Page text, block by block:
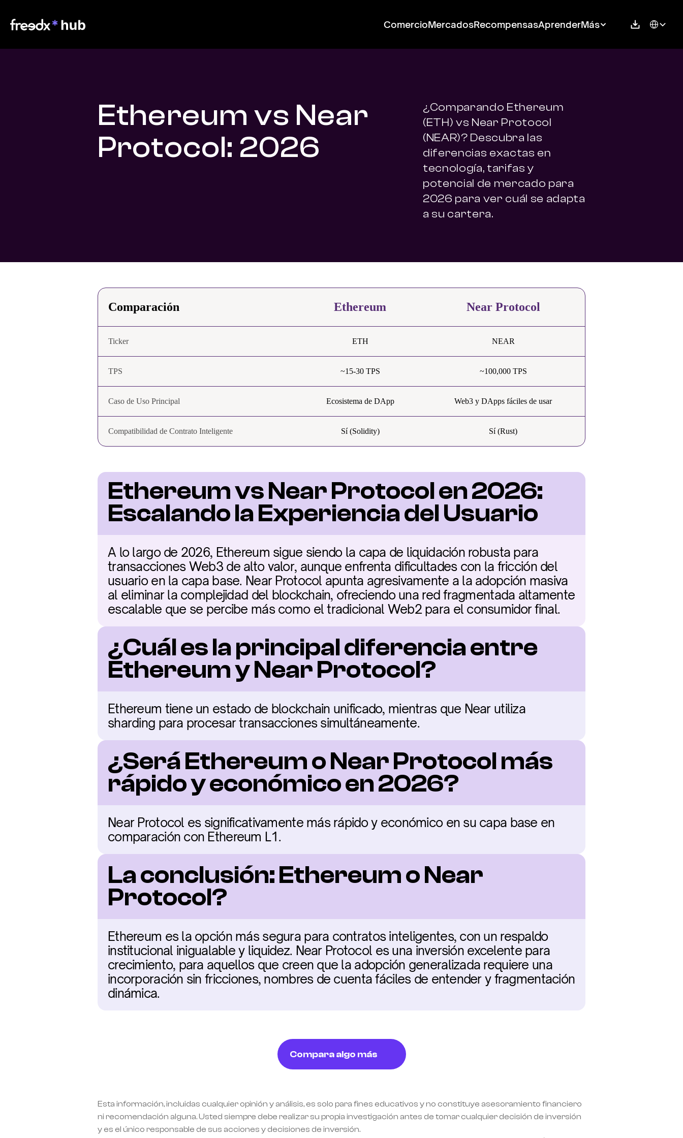
ComercioMercadosRecompensasAprenderMás Select
Ethereum vs Near
Protocol: 2026
¿Comparando Ethereum
(ETH) vs Near Protocol
(NEAR)? Descubra las
diferencias exactas en
tecnología, tarifas y
potencial de mercado para
2026 para ver cuál se adapta
a su cartera.
Comparación Ethereum Near Protocol
Ticker ETH NEAR
TPS ~15-30 TPS ~100,000 TPS
Caso de Uso Principal Ecosistema de DApp Web3 y DApps fáciles de usar
Compatibilidad de Contrato Inteligente Sí (Solidity) Sí (Rust)
Ethereum vs Near Protocol en 2026:
Escalando la Experiencia del Usuario
A lo largo de 2026, Ethereum sigue siendo la capa de liquidación robusta para
transacciones Web3 de alto valor, aunque enfrenta dificultades con la fricción del
usuario en la capa base. Near Protocol apunta agresivamente a la adopción masiva
al eliminar la complejidad del blockchain, ofreciendo una red fragmentada altamente
escalable que se percibe más como el tradicional Web2 para el consumidor final.
¿Cuál es la principal diferencia entre
Ethereum y Near Protocol?
Ethereum tiene un estado de blockchain unificado, mientras que Near utiliza
sharding para procesar transacciones simultáneamente.
¿Será Ethereum o Near Protocol más
rápido y económico en 2026?
Near Protocol es significativamente más rápido y económico en su capa base en
comparación con Ethereum L1.
La conclusión: Ethereum o Near
Protocol?
Ethereum es la opción más segura para contratos inteligentes, con un respaldo
institucional inigualable y liquidez. Near Protocol es una inversión excelente para
crecimiento, para aquellos que creen que la adopción generalizada requiere una
incorporación sin fricciones, nombres de cuenta fáciles de entender y fragmentación
dinámica.
Compara algo más
Esta información, incluidas cualquier opinión y análisis, es solo para fines educativos y no constituye asesoramiento financiero
ni recomendación alguna. Usted siempre debe realizar su propia investigación antes de tomar cualquier decisión de inversión
y es el único responsable de sus acciones y decisiones de inversión.